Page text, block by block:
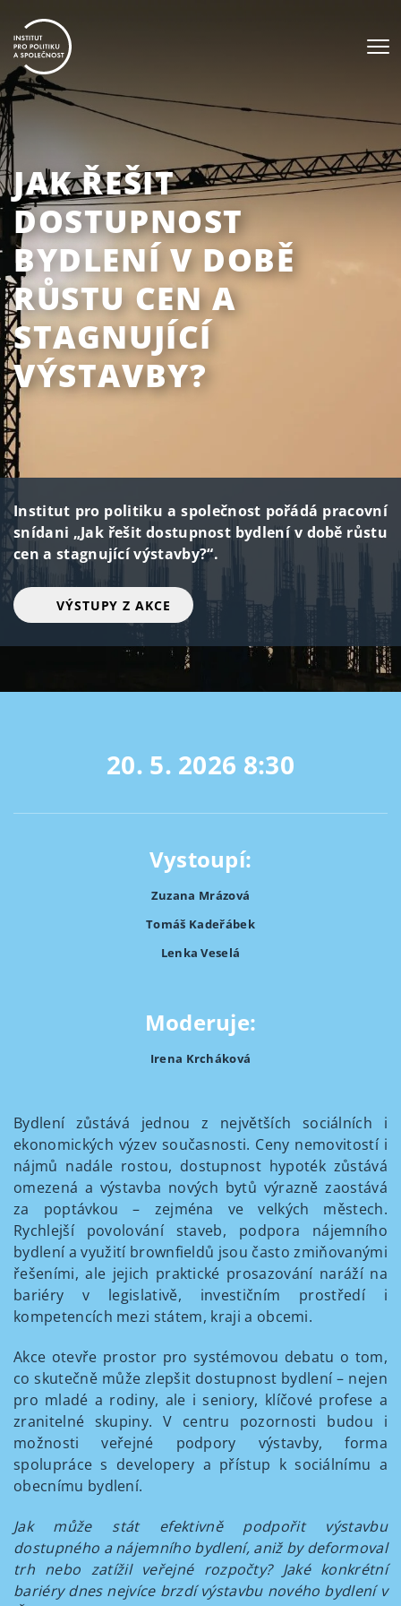
JAK ŘEŠIT
DOSTUPNOST
BYDLENÍ V DOBĚ
RŮSTU CEN A
STAGNUJÍCÍ
VÝSTAVBY?
Institut pro politiku a společnost pořádá pracovní
snídani „Jak řešit dostupnost bydlení v době růstu
cen a stagnující výstavby?“.
VÝSTUPY Z AKCE
20. 5. 2026 8:30
Vystoupí:
Zuzana Mrázová
Tomáš Kadeřábek
Lenka Veselá
Moderuje:
Irena Krcháková
Bydlení zůstává jednou z největších sociálních i
ekonomických výzev současnosti. Ceny nemovitostí i
nájmů nadále rostou, dostupnost hypoték zůstává
omezená a výstavba nových bytů výrazně zaostává
za poptávkou – zejména ve velkých městech.
Rychlejší povolování staveb, podpora nájemního
bydlení a využití brownfieldů jsou často zmiňovanými
řešeními, ale jejich praktické prosazování naráží na
bariéry v legislativě, investičním prostředí i
kompetencích mezi státem, kraji a obcemi.
Akce otevře prostor pro systémovou debatu o tom,
co skutečně může zlepšit dostupnost bydlení – nejen
pro mladé a rodiny, ale i seniory, klíčové profese a
zranitelné skupiny. V centru pozornosti budou i
možnosti veřejné podpory výstavby, forma
spolupráce s developery a přístup k sociálnímu a
obecnímu bydlení.
Jak může stát efektivně podpořit výstavbu
dostupného a nájemního bydlení, aniž by deformoval
trh nebo zatížil veřejné rozpočty? Jaké konkrétní
bariéry dnes nejvíce brzdí výstavbu nového bydlení v